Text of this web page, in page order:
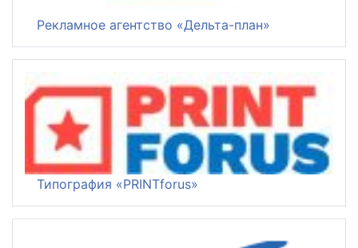
Рекламное агентство «Дельта-план»
Типография «PRINTforus»